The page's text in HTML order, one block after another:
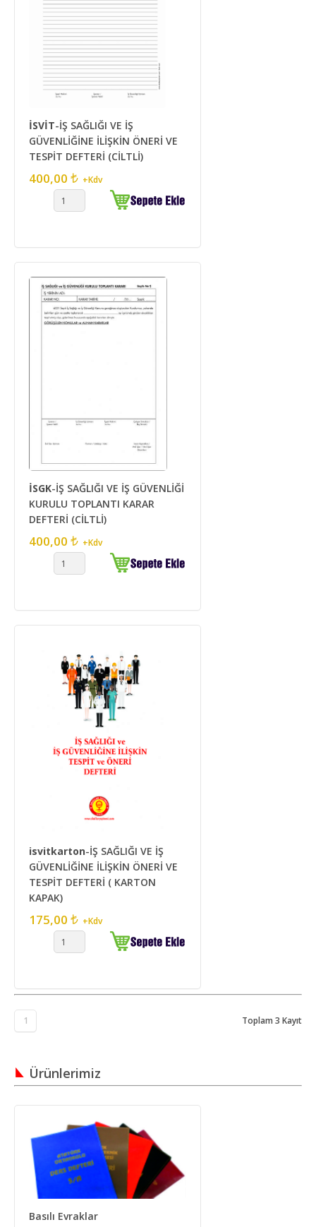
İSVİT-İŞ SAĞLIĞI VE İŞ
GÜVENLİĞİNE İLİŞKİN ÖNERİ VE
TESPİT DEFTERİ (CİLTLİ)
400,00 +Kdv
İSGK-İŞ SAĞLIĞI VE İŞ GÜVENLİĞİ
KURULU TOPLANTI KARAR
DEFTERİ (CİLTLİ)
400,00 +Kdv
isvitkarton-İŞ SAĞLIĞI VE İŞ
GÜVENLİĞİNE İLİŞKİN ÖNERİ VE
TESPİT DEFTERİ ( KARTON
KAPAK)
175,00 +Kdv
1 Toplam 3 Kayıt
Ürünlerimiz
Basılı Evraklar